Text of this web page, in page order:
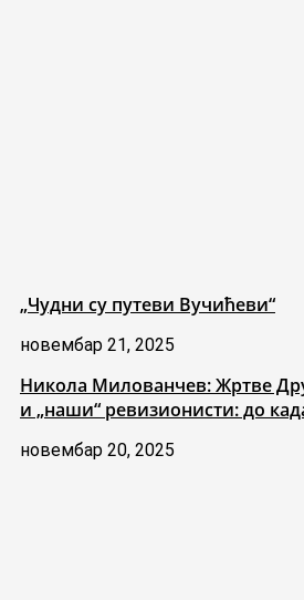
„Чудни су путеви Вучићеви“
новембар 21, 2025
Никола Милованчев: Жртве
и „наши“ ревизионисти: до
новембар 20, 2025